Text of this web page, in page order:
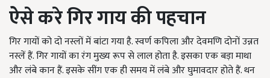
ऐसे करेगिर गाय की पहचान
गिर गायों को दो नस्लों में बांटा गया है. स्वर्ण कपिला और देवमणि दोनों उन्नत
नस्लें हैं. गिर गायों का रंग मुख्य रूप से लाल होता है. इसका एक बड़ा माथा
और लंबे कान हैं. इसके सींग एक ही समय में लंबे और घुमावदार होते हैं. थन